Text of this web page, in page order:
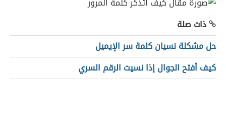
ذات صلة
حل مشكلة نسيان كلمة سر الإيميل
كيف أفتح الجوال إذا نسيت الرقم السري